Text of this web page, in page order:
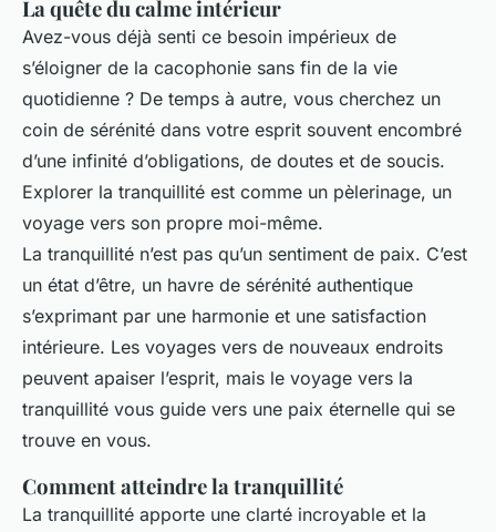
La quête du calme intérieur
Avez-vous déjà senti ce besoin impérieux de
s’éloigner de la cacophonie sans fin de la vie
quotidienne ? De temps à autre, vous cherchez un
coin de sérénité dans votre esprit souvent encombré
d’une infinité d’obligations, de doutes et de soucis.
Explorer la tranquillité est comme un pèlerinage, un
voyage vers son propre moi-même.
La tranquillité n’est pas qu’un sentiment de paix. C’est
un état d’être, un havre de sérénité authentique
s’exprimant par une harmonie et une satisfaction
intérieure. Les voyages vers de nouveaux endroits
peuvent apaiser l’esprit, mais le voyage vers la
tranquillité vous guide vers une paix éternelle qui se
trouve en vous.
Comment atteindre la tranquillité
La tranquillité apporte une clarté incroyable et la